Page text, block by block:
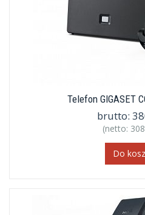
Telefon GIGASET
brutto:
(netto:
Do